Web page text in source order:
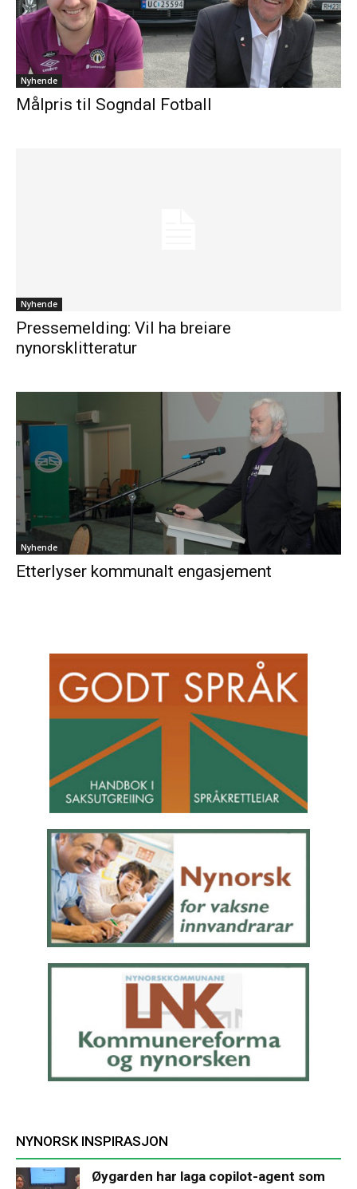
Nyhende
Målpris til Sogndal Fotball
Nyhende
Pressemelding: Vil ha breiare
nynorsklitteratur
Nyhende
Etterlyser kommunalt engasjement
NYNORSK INSPIRASJON
Øygarden har laga copilot-agent som